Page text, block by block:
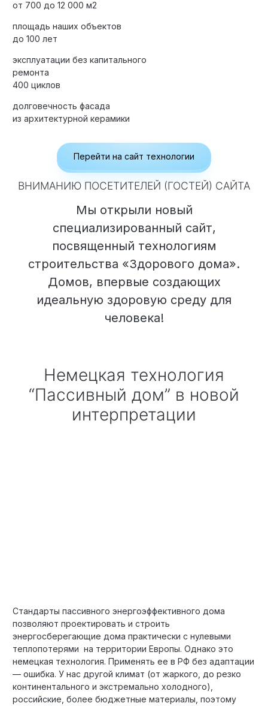
от 700 до 12 000 м2
площадь наших объектов
до 100 лет
эксплуатации без капитального
ремонта
400 циклов
долговечность фасада
из архитектурной керамики
Перейти на сайт технологии
ВНИМАНИЮ ПОСЕТИТЕЛЕЙ (ГОСТЕЙ) САЙТА
Мы открыли новый
специализированный сайт,
посвященный технологиям
строительства «Здорового дома».
Домов, впервые создающих
идеальную здоровую среду для
человека!
Немецкая технология
“Пассивный дом” в новой
интерпретации
Стандарты пассивного энергоэффективного дома
позволяют проектировать и строить
энергосберегающие дома практически с нулевыми
теплопотерями на территории Европы. Однако это
немецкая технология. Применять ее в РФ без адаптации
— ошибка. У нас другой климат (от жаркого, до резко
континентального и экстремально холодного),
российские, более бюджетные материалы, поэтому